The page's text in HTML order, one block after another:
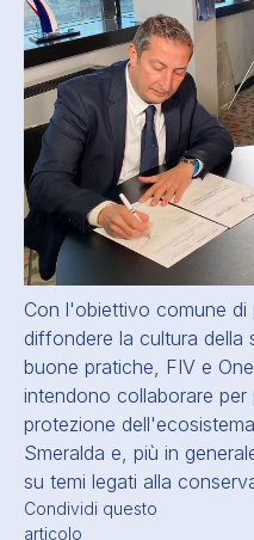
Condividi questo
articolo
Con l'obiettivo comune di
diffondere la cultura della
buone pratiche, FIV e
intendono collaborare per
protezione
Smeralda e, più in
su temi legati alla